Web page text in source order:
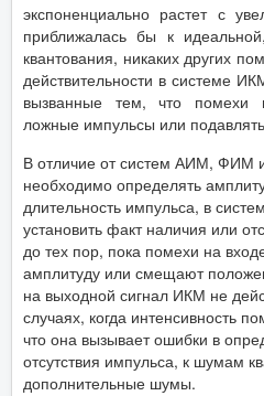
экспоненциально растет с
приближалась бы к
квантования, никаких других
действительности в системе
вызванные тем, что помехи
ложные импульсы или
В отличие от систем АИМ, ФИМ
необходимо определять
длительность импульса, в
установить факт наличия или
до тех пор, пока помехи на
амплитуду или смещают
на выходной сигнал ИКМ не
случаях, когда интенсивность
что она вызывает ошибки в
отсутствия импульса, к шумам
дополнительные шумы.